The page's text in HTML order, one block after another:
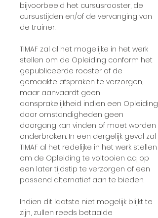
bijvoorbeeld het cursusrooster, de
cursustijden en/of de vervanging van
de trainer.
TIMAF zal al het mogelijke in het werk
stellen om de Opleiding conform het
gepubliceerde rooster of de
gemaakte afspraken te verzorgen,
maar aanvaardt geen
aansprakelijkheid indien een Opleiding
door omstandigheden geen
doorgang kan vinden of moet worden
onderbroken. In een dergelijk geval zal
TIMAF al het redelijke in het werk stellen
om de Opleiding te voltooien c.q. op
een later tijdstip te verzorgen of een
passend alternatief aan te bieden.
Indien dit laatste niet mogelijk blijkt te
zijn, zullen reeds betaalde